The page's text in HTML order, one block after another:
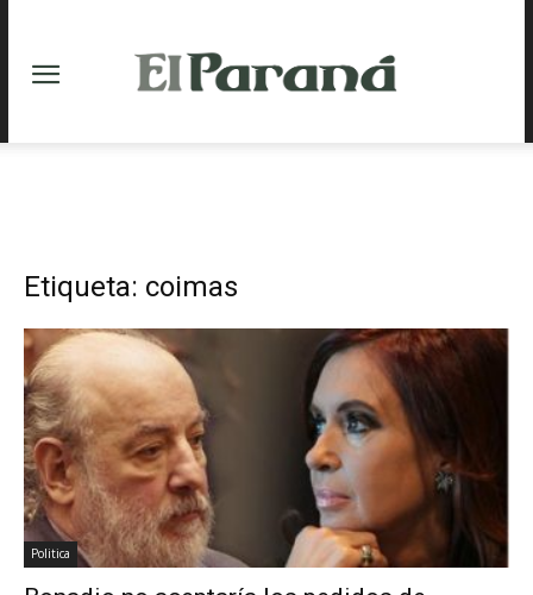
Etiqueta: coimas
Politica